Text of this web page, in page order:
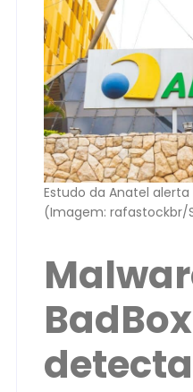
Estudo da Anatel
(Imagem: rafastockbr/